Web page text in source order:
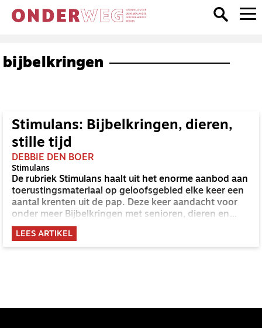
bijbelkringen
Stimulans: Bijbelkringen, dieren,
stille tijd
DEBBIE DEN BOER
Stimulans
De rubriek Stimulans haalt uit het enorme aanbod aan
toerustingsmateriaal op geloofsgebied elke keer een
aantal krenten uit de pap. Deze keer aandacht voor
onder meer Bijbelkringen met senioren, dieren en
stille tijd voor stellen.
LEES ARTIKEL